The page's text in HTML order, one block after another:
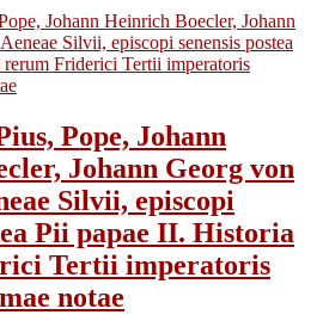
Pope, Johann
Johann Georg von
Silvii, episcopi
Pii papae II. Historia
Tertii imperatoris
notae